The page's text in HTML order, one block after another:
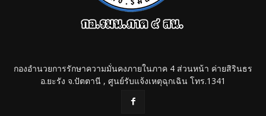
กองอำนวยการรักษาความมั่นคงภายในภาค 4 ส่วนหน้า ค่ายสิรินธร
อ.ยะรัง จ.ปัตตานี , ศูนย์รับแจ้งเหตุฉุกเฉิน โทร.1341